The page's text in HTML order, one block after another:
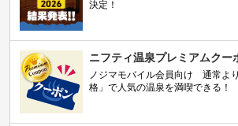
決定！
ニフティ温泉プレミアムクー
ノジマモバイル会員向け 通常よ
格」で人気の温泉を満喫できる！